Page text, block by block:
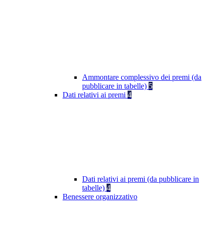
Ammontare complessivo dei premi (da
pubblicare in tabelle) 5
Dati relativi ai premi 4
Dati relativi ai premi (da pubblicare in
tabelle) 4
Benessere organizzativo